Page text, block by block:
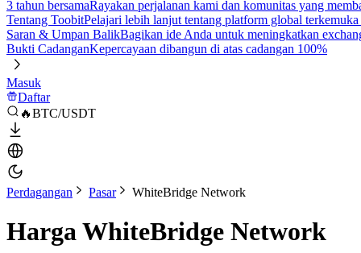
3 tahun bersamaRayakan perjalanan kami dan komunitas yang
Tentang ToobitPelajari lebih lanjut tentang platform global terkemuka
Saran & Umpan BalikBagikan ide Anda untuk meningkatkan
Bukti CadanganKepercayaan dibangun di atas cadangan 100%
Masuk
Daftar
🔥BTC/USDT
Perdagangan Pasar WhiteBridge Network
Harga WhiteBridge Network